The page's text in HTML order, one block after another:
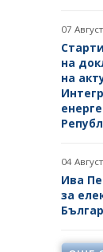
НА
07
на
на
04
Ива
за